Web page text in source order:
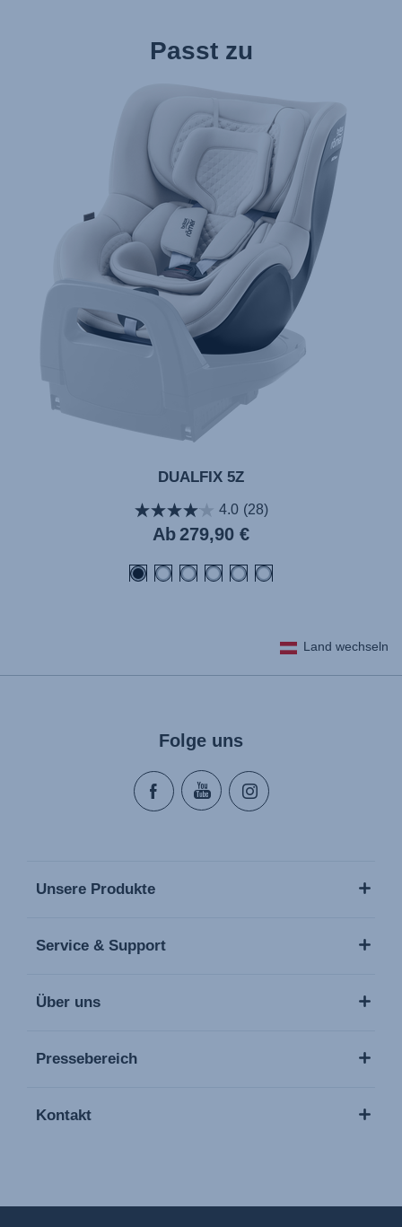
Passt zu
DUALFIX 5Z
4.0 (28)
Ab Aktueller
Preis
279,90 €
Land wechseln
Folge uns
Unsere Produkte
Service & Support
Über uns
Pressebereich
Kontakt